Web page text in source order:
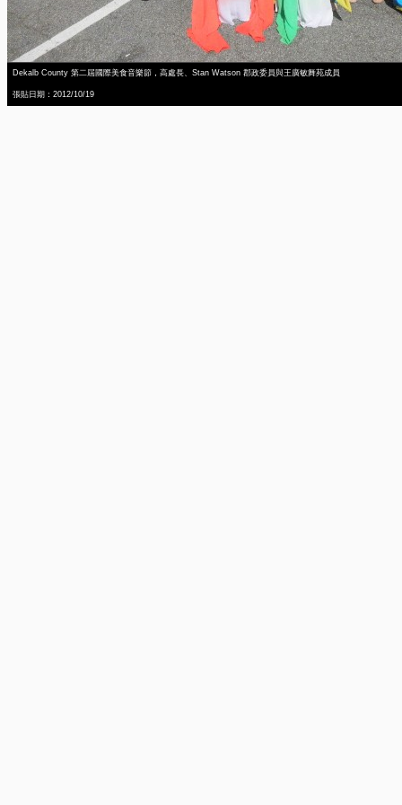
Dekalb County 第二屆國際美食音樂節，高處長、Stan Watson 郡政委員與王廣敏舞苑成員
張貼日期：2012/10/19